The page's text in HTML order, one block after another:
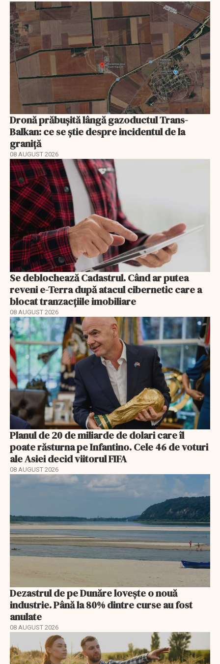
Dronă prăbușită lângă gazoductul Trans-
Balkan: ce se știe despre incidentul de la
graniță
08 AUGUST 2026
Se deblochează Cadastrul. Când ar putea
reveni e-Terra după atacul cibernetic care a
blocat tranzacțiile imobiliare
08 AUGUST 2026
Planul de 20 de miliarde de dolari care îl
poate răsturna pe Infantino. Cele 46 de voturi
ale Asiei decid viitorul FIFA
08 AUGUST 2026
Dezastrul de pe Dunăre lovește o nouă
industrie. Până la 80% dintre curse au fost
anulate
08 AUGUST 2026